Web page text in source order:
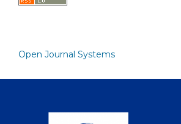
Open Journal Systems